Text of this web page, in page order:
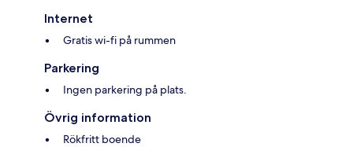
Internet
Gratis wi-fi på rummen
Parkering
Ingen parkering på plats.
Övrig information
Rökfritt boende